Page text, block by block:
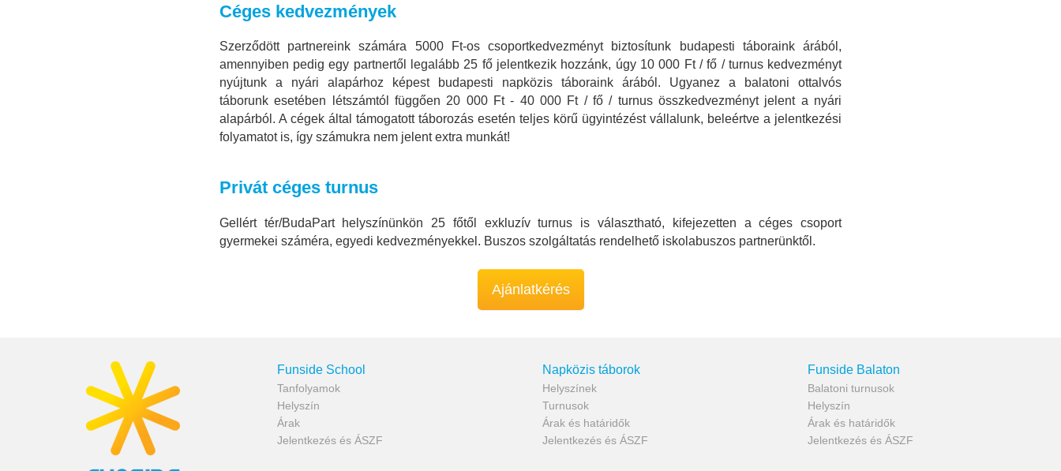
Céges kedvezmények
Szerződött partnereink számára 5000 Ft-os csoportkedvezményt biztosítunk budapesti táboraink árából,
amennyiben pedig egy partnertől legalább 25 fő jelentkezik hozzánk, úgy 10 000 Ft / fő / turnus kedvezményt
nyújtunk a nyári alapárhoz képest budapesti napközis táboraink árából. Ugyanez a balatoni ottalvós
táborunk esetében létszámtól függően 20 000 Ft - 40 000 Ft / fő / turnus összkedvezményt jelent a nyári
alapárból. A cégek által támogatott táborozás esetén teljes körű ügyintézést vállalunk, beleértve a jelentkezési
folyamatot is, így számukra nem jelent extra munkát!
Privát céges turnus
Gellért tér/BudaPart helyszínünkön 25 főtől exkluzív turnus is választható, kifejezetten a céges csoport
gyermekei száméra, egyedi kedvezményekkel. Buszos szolgáltatás rendelhető iskolabuszos partnerünktől.
Ajánlatkérés
Funside School
Tanfolyamok
Helyszín
Árak
Jelentkezés és ÁSZF
Napközis táborok
Helyszínek
Turnusok
Árak és határidők
Jelentkezés és ÁSZF
Funside Balaton
Balatoni turnusok
Helyszín
Árak és határidők
Jelentkezés és ÁSZF